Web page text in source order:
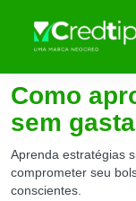
Como
sem
Aprenda estratégias
comprometer seu
conscientes.